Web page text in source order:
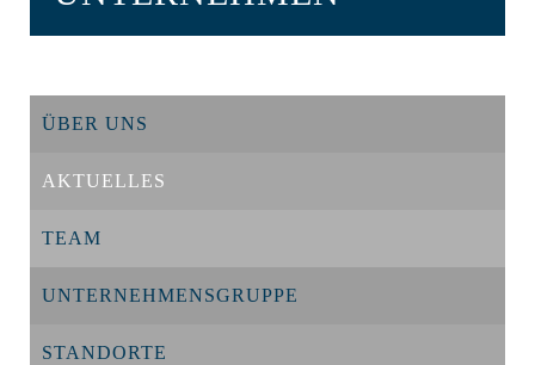
ÜBER UNS
AKTUELLES
TEAM
UNTERNEHMENSGRUPPE
STANDORTE